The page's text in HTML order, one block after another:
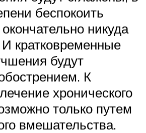
беспокоить
никуда
И кратковременные
будут
К
хронического
только путем
вмешательства.